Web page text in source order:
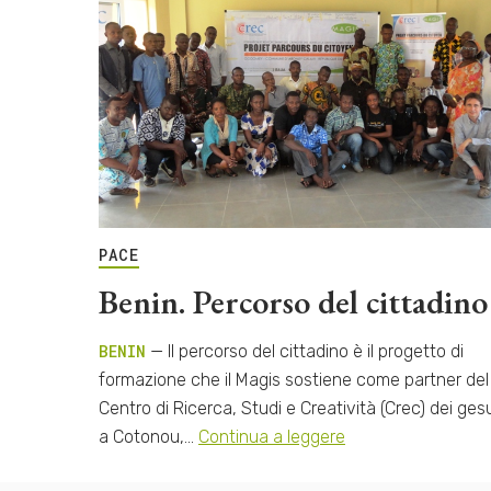
PACE
Benin. Percorso del cittadino
BENIN — Il percorso del cittadino è il progetto di
formazione che il Magis sostiene come partner del
Centro di Ricerca, Studi e Creatività (Crec) dei
a Cotonou,… Continua a leggere